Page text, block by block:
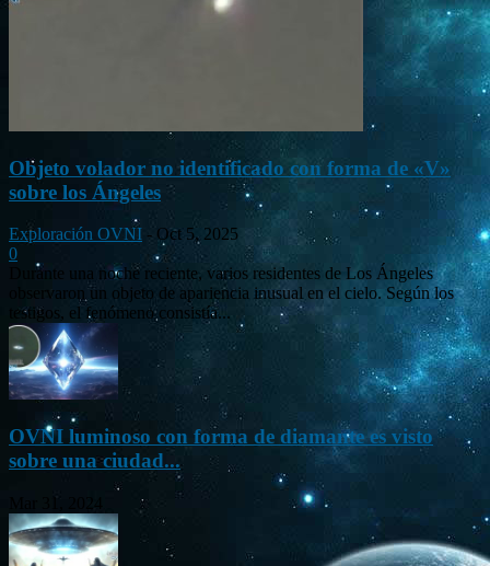
Objeto volador no identificado con forma de «V»
sobre los Ángeles
Exploración OVNI - Oct 5, 2025
0
Durante una noche reciente, varios residentes de Los Ángeles
observaron un objeto de apariencia inusual en el cielo. Según los
testigos, el fenómeno consistía...
OVNI luminoso con forma de diamante es visto
sobre una ciudad...
Mar 31, 2024